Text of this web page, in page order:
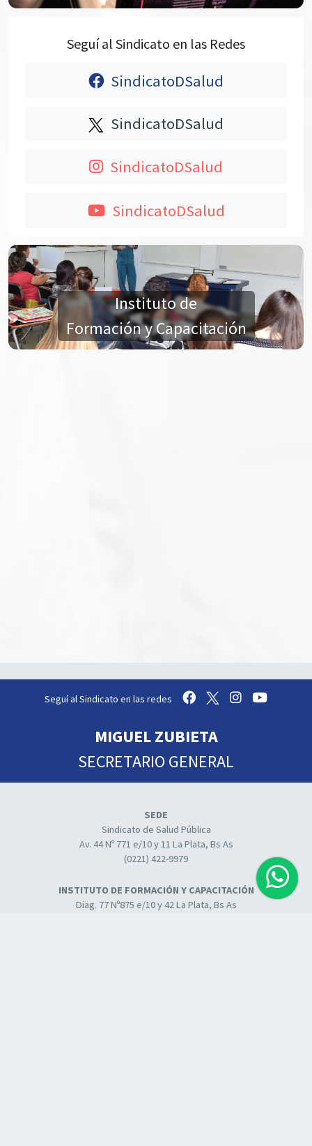
Seguí al Sindicato en las Redes
SindicatoDSalud
SindicatoDSalud
SindicatoDSalud
SindicatoDSalud
Instituto de
Formación y Capacitación
Seguí al Sindicato en las redes
MIGUEL ZUBIETA
SECRETARIO GENERAL
SEDE
Sindicato de Salud Pública
Av. 44 Nº 771 e/10 y 11 La Plata, Bs As
(0221) 422-9979
INSTITUTO DE FORMACIÓN Y CAPACITACIÓN
Diag. 77 Nº875 e/10 y 42 La Plata, Bs As